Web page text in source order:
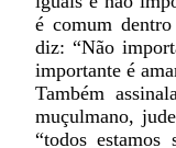
é comum
diz: “Não
importante é
Também
muçulmano,
“todos estamos